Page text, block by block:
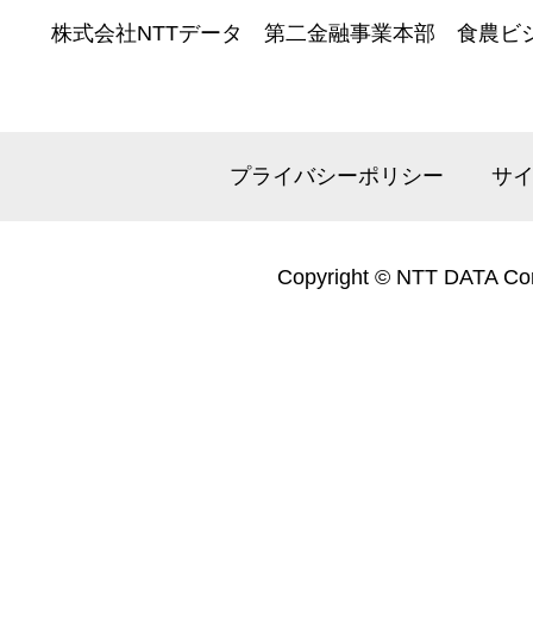
株式会社NTTデータ 第二金融事業本部 食農
プライバシーポリシー サ
Copyright © NTT DATA